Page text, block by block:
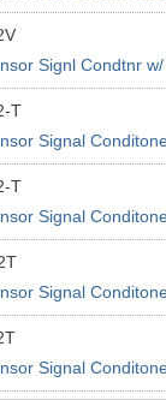
Signl Condtnr w/
T
Signal
T
Signal
Signal
Signal